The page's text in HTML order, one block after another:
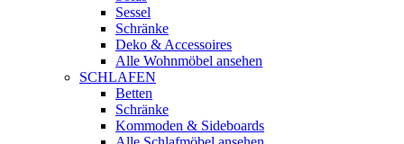
Sessel
Schränke
Deko & Accessoires
Alle Wohnmöbel ansehen
SCHLAFEN
Betten
Schränke
Kommoden & Sideboards